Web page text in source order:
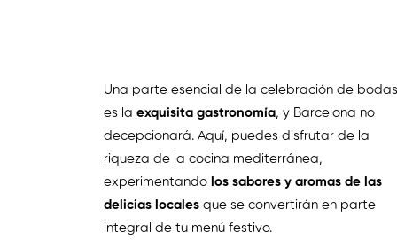
Una parte esencial de la celebración de bodas
es la exquisita gastronomía, y Barcelona no
decepcionará. Aquí, puedes disfrutar de la
riqueza de la cocina mediterránea,
experimentando los sabores y aromas de las
delicias locales que se convertirán en parte
integral de tu menú festivo.